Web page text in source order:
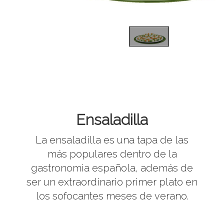
Ensaladilla
La ensaladilla es una tapa de las
más populares dentro de la
gastronomia española, además de
ser un extraordinario primer plato en
los sofocantes meses de verano.